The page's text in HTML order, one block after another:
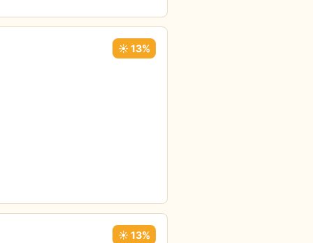
☀️ 13%
☀️ 13%